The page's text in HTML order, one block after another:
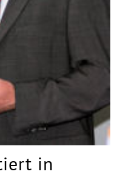
in